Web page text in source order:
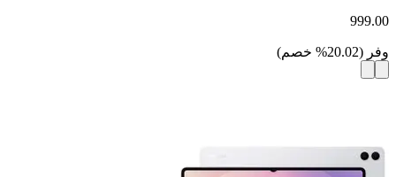
999.00
وفر (
20.02
% خصم)